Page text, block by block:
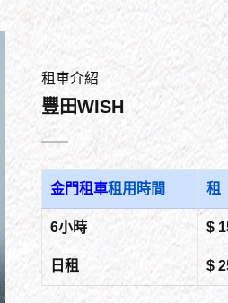
租車介紹
豐田WISH
金門租車租用時間
6小時 $
日租 $